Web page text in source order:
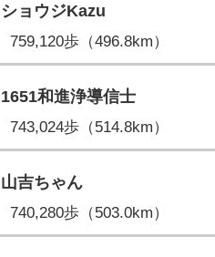
ショウジKazu
759,120歩（496.8km）
1651和進浄導信士
743,024歩（514.8km）
山吉ちゃん
740,280歩（503.0km）